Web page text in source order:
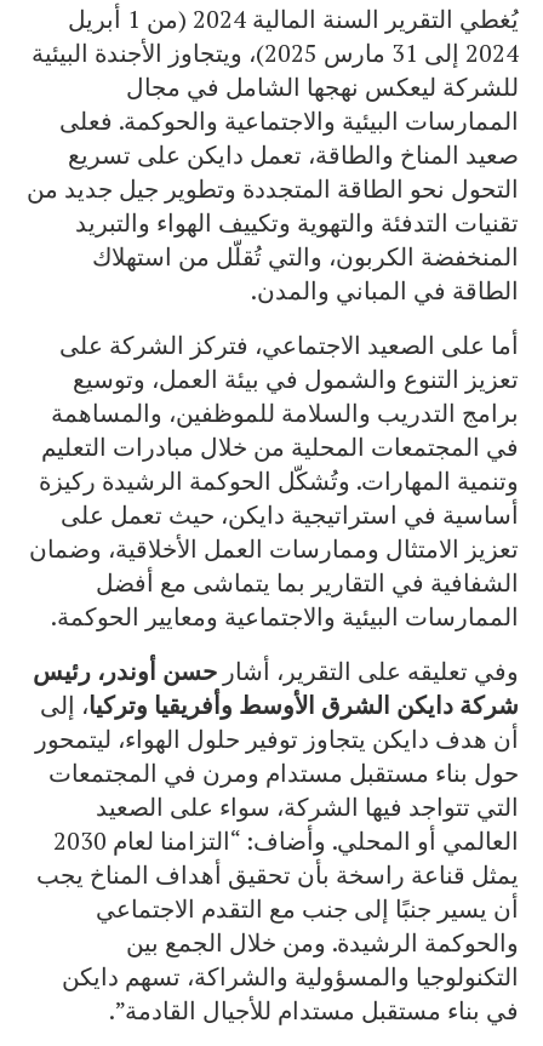
يُغطي التقرير السنة المالية 2024 (من 1 أبريل
2024 إلى 31 مارس 2025)، ويتجاوز الأجندة البيئية
للشركة ليعكس نهجها الشامل في مجال
الممارسات البيئية والاجتماعية والحوكمة. فعلى
صعيد المناخ والطاقة، تعمل دايكن على تسريع
التحول نحو الطاقة المتجددة وتطوير جيل جديد من
تقنيات التدفئة والتهوية وتكييف الهواء والتبريد
المنخفضة الكربون، والتي تُقلّل من استهلاك
الطاقة في المباني والمدن.
أما على الصعيد الاجتماعي، فتركز الشركة على
تعزيز التنوع والشمول في بيئة العمل، وتوسيع
برامج التدريب والسلامة للموظفين، والمساهمة
في المجتمعات المحلية من خلال مبادرات التعليم
وتنمية المهارات. وتُشكّل الحوكمة الرشيدة ركيزة
أساسية في استراتيجية دايكن، حيث تعمل على
تعزيز الامتثال وممارسات العمل الأخلاقية، وضمان
الشفافية في التقارير بما يتماشى مع أفضل
الممارسات البيئية والاجتماعية ومعايير الحوكمة.
وفي تعليقه على التقرير، أشار حسن أوندر، رئيس
شركة دايكن الشرق الأوسط وأفريقيا وتركيا، إلى
أن هدف دايكن يتجاوز توفير حلول الهواء، ليتمحور
حول بناء مستقبل مستدام ومرن في المجتمعات
التي تتواجد فيها الشركة، سواء على الصعيد
العالمي أو المحلي. وأضاف: “التزامنا لعام 2030
يمثل قناعة راسخة بأن تحقيق أهداف المناخ يجب
أن يسير جنبًا إلى جنب مع التقدم الاجتماعي
والحوكمة الرشيدة. ومن خلال الجمع بين
التكنولوجيا والمسؤولية والشراكة، تسهم دايكن
في بناء مستقبل مستدام للأجيال القادمة”.